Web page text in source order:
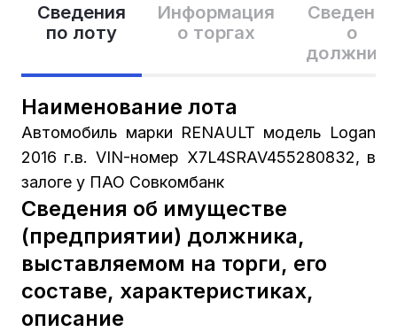
Сведения
по лоту
Информация
о торгах
Сведения
о
Наименование лота
Автомобиль марки RENAULT модель Logan
2016 г.в. VIN-номер X7L4SRAV455280832, в
залоге у ПАО Совкомбанк
Сведения об имуществе
(предприятии) должника,
выставляемом на торги, его
составе, характеристиках,
описание